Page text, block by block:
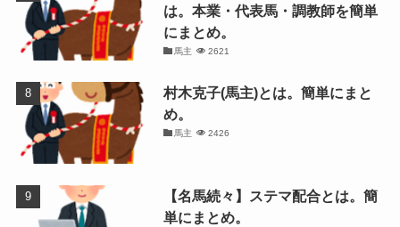
は。本業・代表馬・調教師を簡単
にまとめ。
馬主 2621
村木克子(馬主)とは。簡単にまと
め。
馬主 2426
【名馬続々】ステマ配合とは。簡
単にまとめ。